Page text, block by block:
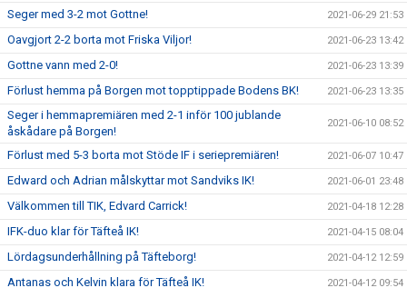
Seger med 3-2 mot Gottne! 2021-06-29 21:53
Oavgjort 2-2 borta mot Friska Viljor! 2021-06-23 13:42
Gottne vann med 2-0! 2021-06-23 13:39
Förlust hemma på Borgen mot topptippade Bodens BK! 2021-06-23 13:35
Seger i hemmapremiären med 2-1 inför 100 jublande
åskådare på Borgen!
2021-06-10 08:52
Förlust med 5-3 borta mot Stöde IF i seriepremiären! 2021-06-07 10:47
Edward och Adrian målskyttar mot Sandviks IK! 2021-06-01 23:48
Välkommen till TIK, Edvard Carrick! 2021-04-18 12:28
IFK-duo klar för Täfteå IK! 2021-04-15 08:04
Lördagsunderhållning på Täfteborg! 2021-04-12 12:59
Antanas och Kelvin klara för Täfteå IK! 2021-04-12 09:54